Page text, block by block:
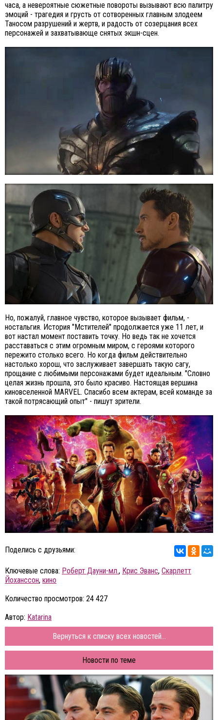
часа, а невероятные сюжетные повороты вызывают всю палитру
эмоций - трагедия и грусть от сотворенных главным злодеем
Таносом разрушений и жертв, и радость от созерцания всех
персонажей и захватывающе снятых экшн-сцен.
Но, пожалуй, главное чувство, которое вызывает фильм, -
ностальгия. История "Мстителей" продолжается уже 11 лет, и
вот настал момент поставить точку. Но ведь так не хочется
расставаться с этим огромным миром, с героями которого
пережито столько всего. Но когда фильм действительно
настолько хорош, что заслуживает завершать такую сагу,
прощание с любимыми персонажами будет идеальным. "Словно
целая жизнь прошла, это было красиво. Настоящая вершина
киновселенной MARVEL. Спасибо всем актерам, всей команде за
такой потрясающий опыт" - пишут зрители.
Поделись с друзьями:
Ключевые слова: Роберт Дауни-мл., Крис Эванс, Скарлетт
Йоханссон, кино
Количество просмотров: 24 427
Автор: Katarina
Вернуться к списку всех новостей...
Новости по теме